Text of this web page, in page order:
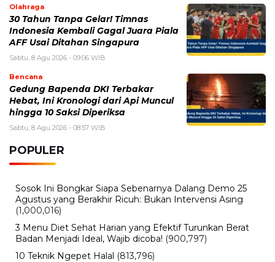
Olahraga
30 Tahun Tanpa Gelar! Timnas
Indonesia Kembali Gagal Juara Piala
AFF Usai Ditahan Singapura
Sabtu, 8 Agu 2026 - 09:06 WIB
Bencana
Gedung Bapenda DKI Terbakar
Hebat, Ini Kronologi dari Api Muncul
hingga 10 Saksi Diperiksa
Sabtu, 8 Agu 2026 - 08:57 WIB
POPULER
Sosok Ini Bongkar Siapa Sebenarnya Dalang Demo 25
Agustus yang Berakhir Ricuh: Bukan Intervensi Asing
(1,000,016)
3 Menu Diet Sehat Harian yang Efektif Turunkan Berat
Badan Menjadi Ideal, Wajib dicoba! (900,797)
10 Teknik Ngepet Halal (813,796)